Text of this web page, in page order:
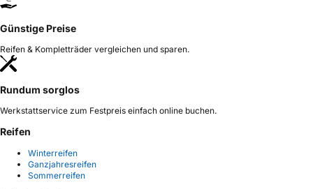
Günstige Preise
Reifen & Kompletträder vergleichen und sparen.
Rundum sorglos
Werkstattservice zum Festpreis einfach online buchen.
Reifen
Winterreifen
Ganzjahresreifen
Sommerreifen